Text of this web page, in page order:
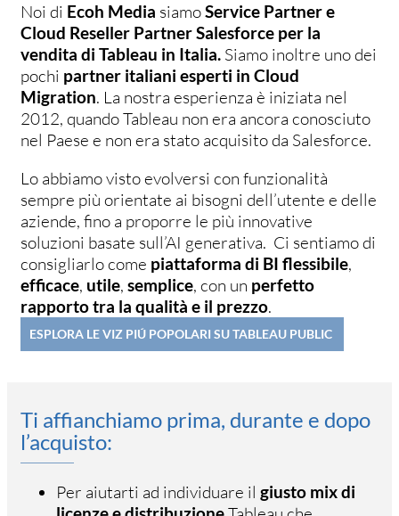
Noi di Ecoh Media siamoService Partner e
Cloud Reseller Partner Salesforce per la
vendita di Tableau in Italia. Siamo inoltre uno dei
pochi partner italiani esperti in Cloud
Migration. La nostra esperienza è iniziata nel
2012, quando Tableau non era ancora conosciuto
nel Paese e non era stato acquisito da Salesforce.
Lo abbiamo visto evolversi con funzionalità
sempre più orientate ai bisogni dell’utente e delle
aziende, fino a proporre le più innovative
soluzioni basate sull’AI generativa. Ci sentiamo di
consigliarlo come piattaforma di BI flessibile,
efficace, utile, semplice, con un perfetto
rapporto tra la qualità e il prezzo.
ESPLORA LE VIZ PIÚ POPOLARI SU TABLEAU PUBLIC
Ti affianchiamo prima, durante e dopo
l’acquisto:
Per aiutarti ad individuare il giusto mix di